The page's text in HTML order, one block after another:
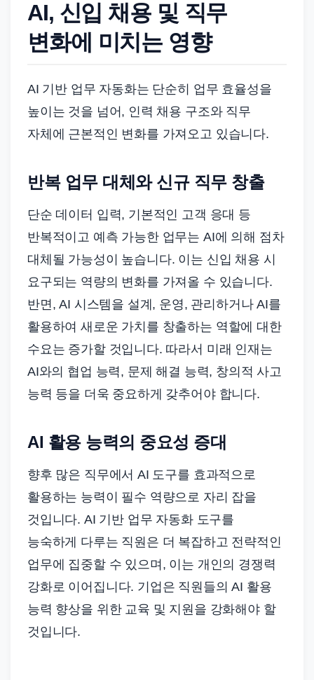
AI, 신입 채용 및 직무
변화에 미치는 영향
AI 기반 업무 자동화는 단순히 업무 효율성을
높이는 것을 넘어, 인력 채용 구조와 직무
자체에 근본적인 변화를 가져오고 있습니다.
반복 업무 대체와 신규 직무 창출
단순 데이터 입력, 기본적인 고객 응대 등
반복적이고 예측 가능한 업무는 AI에 의해 점차
대체될 가능성이 높습니다. 이는 신입 채용 시
요구되는 역량의 변화를 가져올 수 있습니다.
반면, AI 시스템을 설계, 운영, 관리하거나 AI를
활용하여 새로운 가치를 창출하는 역할에 대한
수요는 증가할 것입니다. 따라서 미래 인재는
AI와의 협업 능력, 문제 해결 능력, 창의적 사고
능력 등을 더욱 중요하게 갖추어야 합니다.
AI 활용 능력의 중요성 증대
향후 많은 직무에서 AI 도구를 효과적으로
활용하는 능력이 필수 역량으로 자리 잡을
것입니다. AI 기반 업무 자동화 도구를
능숙하게 다루는 직원은 더 복잡하고 전략적인
업무에 집중할 수 있으며, 이는 개인의 경쟁력
강화로 이어집니다. 기업은 직원들의 AI 활용
능력 향상을 위한 교육 및 지원을 강화해야 할
것입니다.